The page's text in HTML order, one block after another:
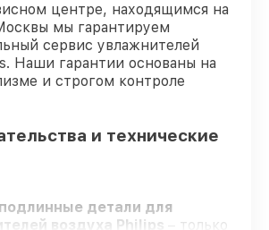
центре, находящимся на
мы гарантируем
сервис увлажнителей
Наши гарантии основаны на
и строгом контроле
и технические
детали для
воздуха Philips
– только